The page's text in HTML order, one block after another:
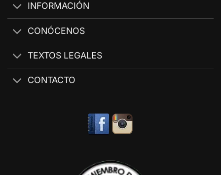
INFORMACIÓN
CONÓCENOS
TEXTOS LEGALES
CONTACTO